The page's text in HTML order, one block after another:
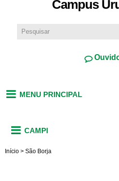
Campus
MENU PRINCIPAL
CAMPI
Início > São Borja